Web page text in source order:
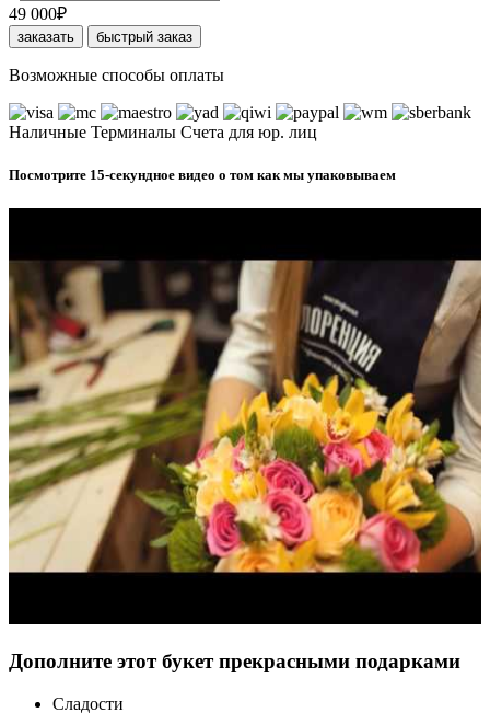
49 000₽
заказать быстрый заказ
Возможные способы оплаты
Наличные Терминалы Счета для юр. лиц
Посмотрите 15-секундное видео о том как мы упаковываем
Дополните этот букет прекрасными подарками
Сладости